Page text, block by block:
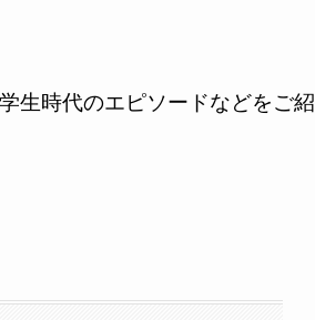
生時代のエピソードなどをご紹